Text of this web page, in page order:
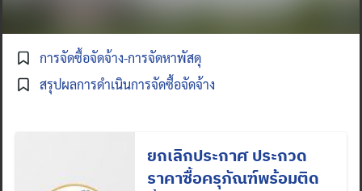
การจัดซื้อจัดจ้าง-การจัดหาพัสดุ
สรุปผลการดำเนินการจัดซื้อจัดจ้าง
ยกเลิกประกาศ ประกวด
ราคาซื้อครุภัณฑ์พร้อมติด